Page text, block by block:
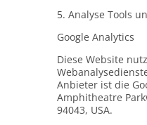
5. Analyse Tools
Google Analytics
Diese Website
Anbieter ist die
Amphitheatre
94043, USA.